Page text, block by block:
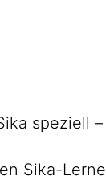
speziell
Sika-